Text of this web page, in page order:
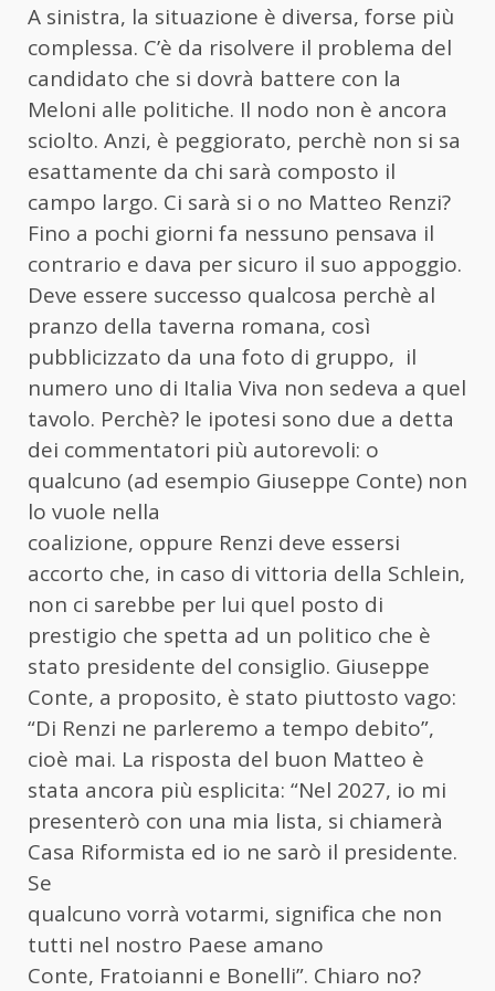
A sinistra, la situazione è diversa, forse più
complessa. C’è da risolvere il problema del
candidato che si dovrà battere con la
Meloni alle politiche. Il nodo non è ancora
sciolto. Anzi, è peggiorato, perchè non si sa
esattamente da chi sarà composto il
campo largo. Ci sarà si o no Matteo Renzi?
Fino a pochi giorni fa nessuno pensava il
contrario e dava per sicuro il suo appoggio.
Deve essere successo qualcosa perchè al
pranzo della taverna romana, così
pubblicizzato da una foto di gruppo, il
numero uno di Italia Viva non sedeva a quel
tavolo. Perchè? le ipotesi sono due a detta
dei commentatori più autorevoli: o
qualcuno (ad esempio Giuseppe Conte) non
lo vuole nella
coalizione, oppure Renzi deve essersi
accorto che, in caso di vittoria della Schlein,
non ci sarebbe per lui quel posto di
prestigio che spetta ad un politico che è
stato presidente del consiglio. Giuseppe
Conte, a proposito, è stato piuttosto vago:
“Di Renzi ne parleremo a tempo debito”,
cioè mai. La risposta del buon Matteo è
stata ancora più esplicita: “Nel 2027, io mi
presenterò con una mia lista, si chiamerà
Casa Riformista ed io ne sarò il presidente.
Se
qualcuno vorrà votarmi, significa che non
tutti nel nostro Paese amano
Conte, Fratoianni e Bonelli”. Chiaro no?